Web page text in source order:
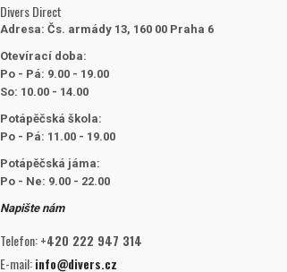
Divers Direct
Adresa: Čs. armády 13, 160 00 Praha 6
Otevírací doba:
Po - Pá: 9.00 - 19.00
So: 10.00 - 14.00
Potápěčská škola:
Po - Pá: 11.00 - 19.00
Potápěčská jáma:
Po - Ne: 9.00 - 22.00
Napište nám
Telefon:+420 222 947 314
E-mail:info@divers.cz